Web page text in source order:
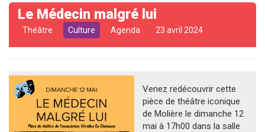
Le Médecin malgré lui
Théâtre Culture Agenda 23 avril 2024
Venez redécouvrir cette
pièce de théâtre iconique
de Molière le dimanche 12
mai à 17h00 dans la salle